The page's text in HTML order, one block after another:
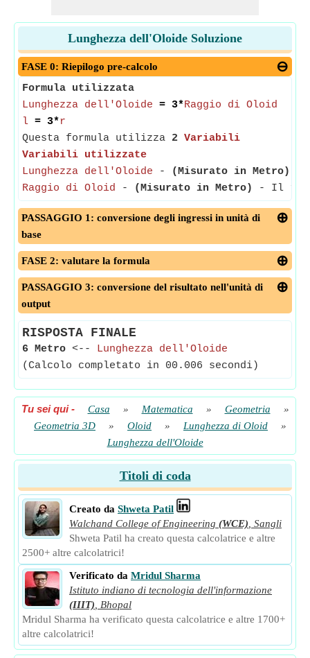
Lunghezza dell'Oloide Soluzione
FASE 0: Riepilogo pre-calcolo
Formula utilizzata
Lunghezza dell'Oloide = 3*Raggio di Oloid
l = 3*r
Questa formula utilizza 2 Variabili
Variabili utilizzate
Lunghezza dell'Oloide - (Misurato in Metro)
Raggio di Oloid - (Misurato in Metro) - Il
PASSAGGIO 1: conversione degli ingressi in unità di
base
FASE 2: valutare la formula
PASSAGGIO 3: conversione del risultato nell'unità di
output
RISPOSTA FINALE
6 Metro <-- Lunghezza dell'Oloide
(Calcolo completato in 00.006 secondi)
Tu sei qui- Casa » Matematica » Geometria
»
Geometria 3D
» Oloid » Lunghezza di Oloid
»
Lunghezza dell'Oloide
Titoli di coda
Creato da Shweta Patil
Walchand College of Engineering (WCE) Sangli
Shweta Patil ha creato questa calcolatrice e altre
2500+ altre calcolatrici!
Verificato da Mridul Sharma
Istituto indiano di tecnologia dell'informazione
(IIIT)
Bhopal
Mridul Sharma ha verificato questa calcolatrice e altre 1700+
altre calcolatrici!